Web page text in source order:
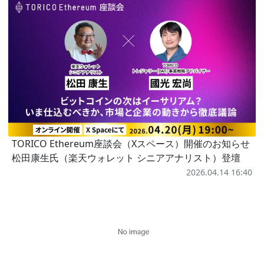
TORICO Ethereum座談会（Xスペース）開催のお知らせ
松田康生氏（楽天ウォレット シニアアナリスト）登壇
2026.04.14 16:40